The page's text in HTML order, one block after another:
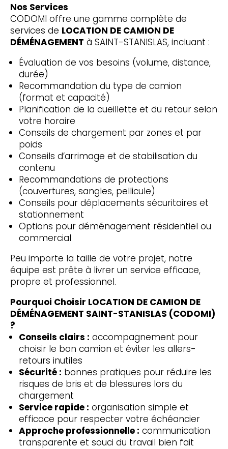
Nos Services
CODOMI offre une gamme complète de
services de LOCATION DE CAMION DE
DÉMÉNAGEMENT à SAINT-STANISLAS, incluant :
Évaluation de vos besoins (volume, distance,
durée)
Recommandation du type de camion
(format et capacité)
Planification de la cueillette et du retour selon
votre horaire
Conseils de chargement par zones et par
poids
Conseils d’arrimage et de stabilisation du
contenu
Recommandations de protections
(couvertures, sangles, pellicule)
Conseils pour déplacements sécuritaires et
stationnement
Options pour déménagement résidentiel ou
commercial
Peu importe la taille de votre projet, notre
équipe est prête à livrer un service efficace,
propre et professionnel.
Pourquoi Choisir LOCATION DE CAMION DE
DÉMÉNAGEMENT SAINT-STANISLAS (CODOMI)
?
Conseils clairs : accompagnement pour
choisir le bon camion et éviter les allers-
retours inutiles
Sécurité : bonnes pratiques pour réduire les
risques de bris et de blessures lors du
chargement
Service rapide : organisation simple et
efficace pour respecter votre échéancier
Approche professionnelle : communication
transparente et souci du travail bien fait